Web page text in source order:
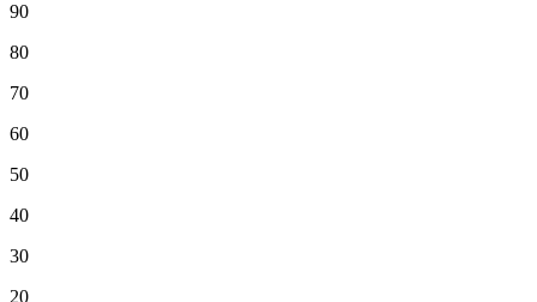
90
80
70
60
50
40
30
20